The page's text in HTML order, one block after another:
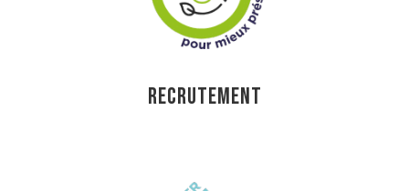
RECRUTEMENT